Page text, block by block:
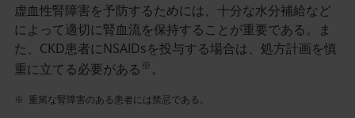
虚血性腎障害を予防するためには、十分な水分補給など
によって適切に腎血流を保持することが重要である。ま
た、CKD患者にNSAIDsを投与する場合は、処方計画を慎
重に立てる必要がある ※ 。
※ 重篤な腎障害のある患者には禁忌である。